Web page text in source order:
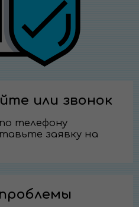
или звонок
телефону
заявку на